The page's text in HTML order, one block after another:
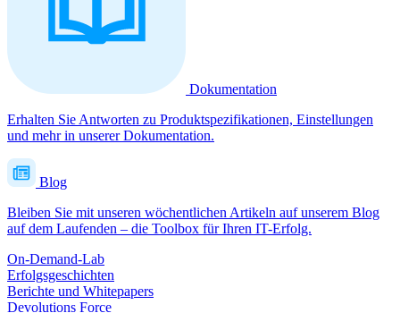
Dokumentation
Erhalten Sie Antworten zu Produktspezifikationen, Einstellungen
und mehr in unserer Dokumentation.
Blog
Bleiben Sie mit unseren wöchentlichen Artikeln auf unserem Blog
auf dem Laufenden – die Toolbox für Ihren IT-Erfolg.
On-Demand-Lab
Erfolgsgeschichten
Berichte und Whitepapers
Devolutions Force